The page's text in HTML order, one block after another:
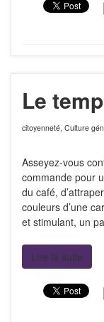
Le
citoyenneté, Culture
Asseyez-vous
commande pour
du café,
couleurs d’une
et stimulant, un
Lire la suite